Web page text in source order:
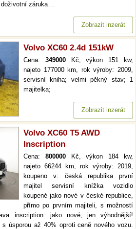
doživotní záruka…
Zobrazit inzerát
Volvo XC60 2.4d 151kW
Cena: 349000Kč, výkon 151 kw,
najeto 177000 km, rok výroby: 2009,
servisní kniha; velmi pěkný stav; 1
majitelka;
Zobrazit inzerát
Volvo XC60 T5 AWD
Inscription
Cena: 800000Kč, výkon 184 kw,
najeto 66244 km, rok výroby: 2019,
koupeno v: česká republika první
majitel servisní knížka vozidlo
koupené jako nové v české republice,
přímo po prvním majiteli, s možností
inscription. jako nové, jen výhodnější!
úsporou až 40% oproti ceně nového vozu.